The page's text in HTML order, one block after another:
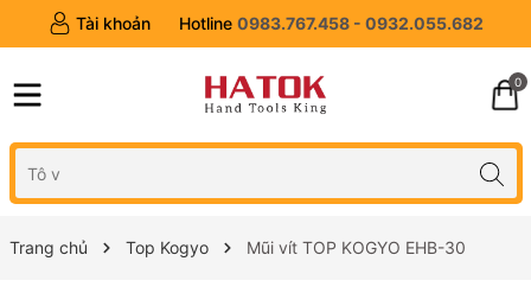
Tài khoản Hotline 0983.767.458 - 0932.055.682
0
Trang chủ Top Kogyo Mũi vít TOP KOGYO EHB-30